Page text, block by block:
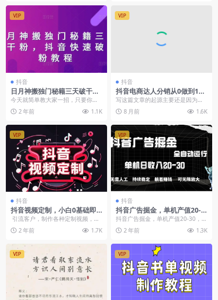
VIP
抖音
日月神搬独门秘籍三天破干粉
抖音快速破千粉教程
今天就简单教大家一招，只要你时
间允许，一天也可以达到1000粉，
甚至更多，粉丝数...
2 年前 1.1K
VIP
抖音
抖音电商达人分销从0做到100
万GMV的打工复盘（飞书文档
写这篇文章的起源主要还是因为我
在随手发发布我做达人分销做到了1
00万gmv然后淘...
8 月前 1.6K
VIP
抖音
抖音视频定制，小白0基础即
可操作
引流客户，制作各种定制视频，收
费制作一个收10.20元不等，高需
求，...2 年前 1.7K
VIP
抖音
抖音广告掘金，单机产值20-3
0，全程自动化操作
抖音广告掘金，单机产值20-30，全
程自动化操作
2 年前 1.3K
VIP VIP